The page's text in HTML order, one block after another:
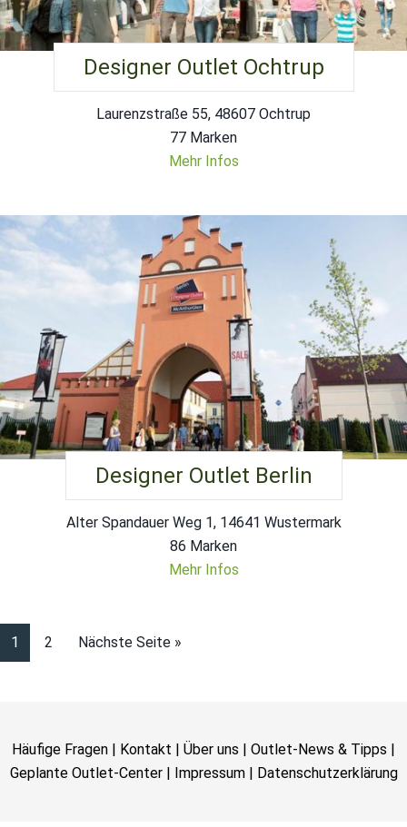
Designer Outlet Ochtrup
Laurenzstraße 55, 48607 Ochtrup
77 Marken
Mehr Infos
Designer Outlet Berlin
Alter Spandauer Weg 1, 14641 Wustermark
86 Marken
Mehr Infos
1 2 Nächste Seite »
Häufige Fragen | Kontakt | Über uns | Outlet-News & Tipps |
Geplante Outlet-Center| Impressum| Datenschutzerklärung